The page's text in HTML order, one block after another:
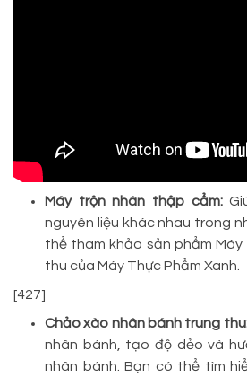
Máy trộn nhân thập cẩm:
nguyên liệu khác nhau trong
thể tham khảo sản phẩm
thu của Máy Thực Phẩm Xanh.
[427]
Chảo xào nhân bánh trung
nhân bánh, tạo độ dẻo và
nhân bánh. Bạn có thể tìm